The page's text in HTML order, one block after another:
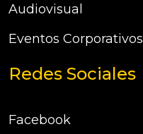
Audiovisual
Eventos Corporativos
Redes Sociales
Facebook